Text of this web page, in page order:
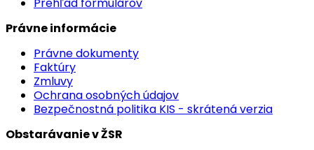
Právne informácie
Právne dokumenty
Faktúry
Zmluvy
Ochrana osobných údajov
Bezpečnostná politika KIS - skrátená verzia
Obstarávanie v ŽSR